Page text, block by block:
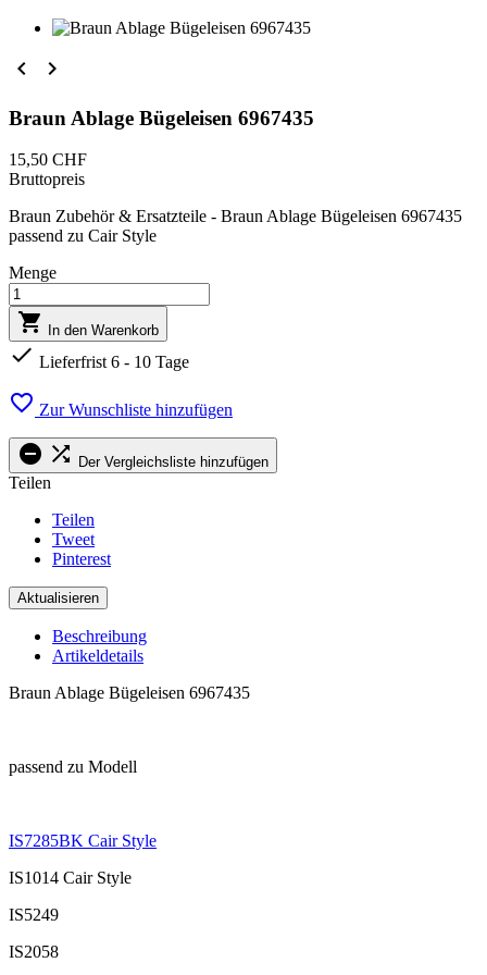
 
Braun Ablage Bügeleisen 6967435
15,50 CHF
Bruttopreis
Braun Zubehör & Ersatzteile - Braun Ablage Bügeleisen 6967435
passend zu Cair Style
Menge
 In den Warenkorb
 Lieferfrist 6 - 10 Tage
 Zur Wunschliste hinzufügen
  Der Vergleichsliste hinzufügen
Teilen
Teilen
Tweet
Pinterest
Beschreibung
Artikeldetails
Braun Ablage Bügeleisen 6967435
passend zu Modell
IS7285BK Cair Style
IS1014 Cair Style
IS5249
IS2058